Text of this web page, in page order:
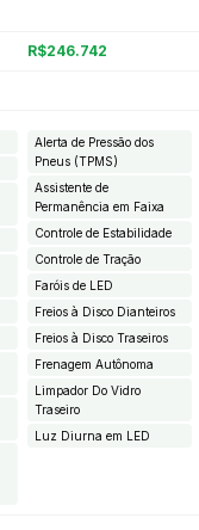
R$246.742
Alerta de Pressão dos
Pneus (TPMS)
Assistente de
Permanência em Faixa
Controle de Estabilidade
Controle de Tração
Faróis de LED
Freios à Disco Dianteiros
Freios à Disco Traseiros
Frenagem Autônoma
Limpador Do Vidro
Traseiro
Luz Diurna em LED